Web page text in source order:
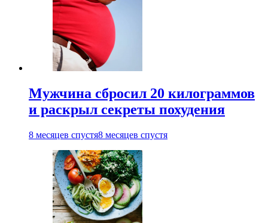
Мужчина сбросил 20 килограммов
и раскрыл секреты похудения
8 месяцев спустя8 месяцев спустя